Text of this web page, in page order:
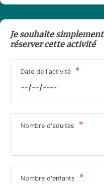
Je souhaite simplement
réserver cette activité
Date de l'activité *
Nombre d'adultes *
Nombre d'enfants *